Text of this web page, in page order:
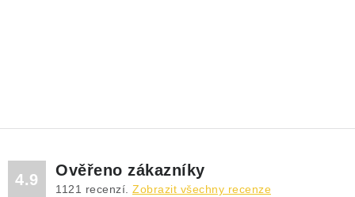
4.9
Ověřeno zákazníky
1121 recenzí. Zobrazit všechny recenze